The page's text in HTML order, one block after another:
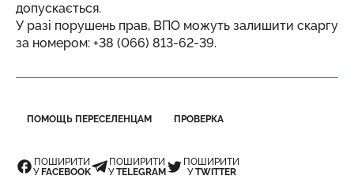
допускається.
У разі порушень прав, ВПО можуть залишити скаргу
за номером: +38 (066) 813-62-39.
ПОМОЩЬ ПЕРЕСЕЛЕНЦАМ ПРОВЕРКА
ПОШИРИТИ
У FACEBOOK
ПОШИРИТИ
УTELEGRAM
ПОШИРИТИ
УTWITTER